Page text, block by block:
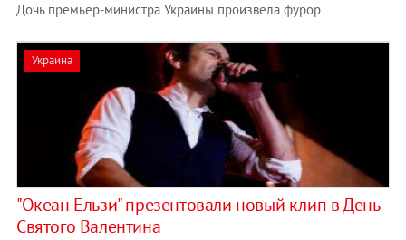
Дочь премьер-министра Украины произвела фурор
Украина
"Океан Ельзи" презентовали новый клип в День
Святого Валентина